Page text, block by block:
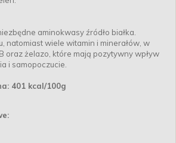
aminokwasy źródło białka.
natomiast wiele witamin i minerałów, w
oraz żelazo, które mają pozytywny wpływ
i samopoczucie.
401 kcal/100g